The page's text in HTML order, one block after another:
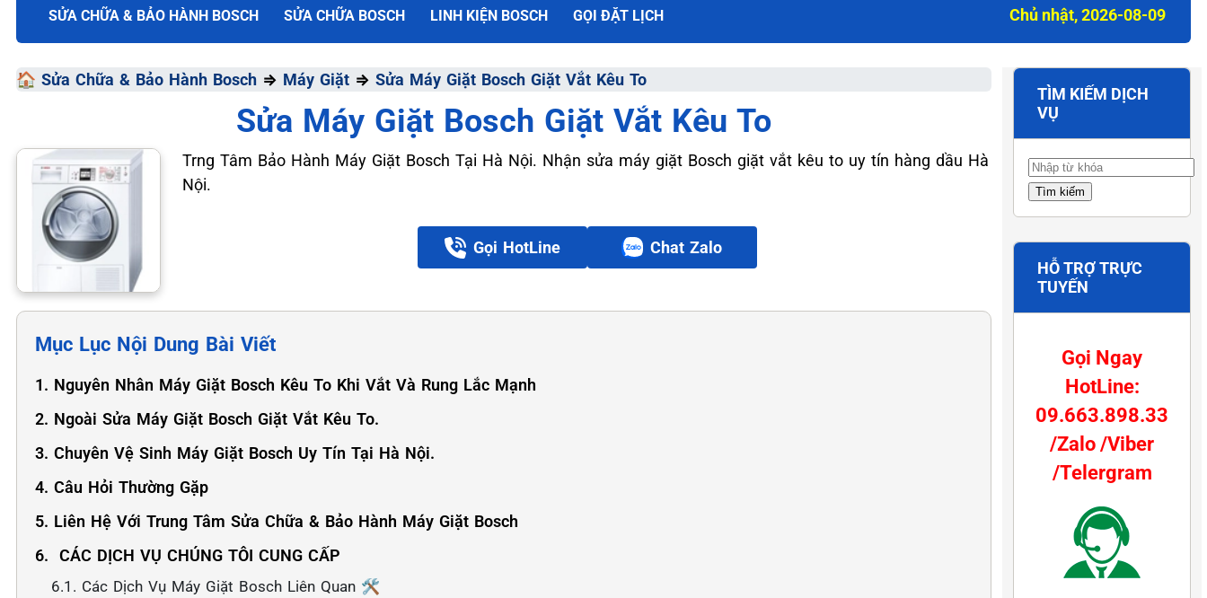
TRUNG TÂM BẢO HÀNH ĐIỆN MÁY VN
SỬA CHỮA & BẢO HÀNH
BOSCH
Chất Lượng Tối Ưu - Giá Thành Tối Thiểu - Dịch Vụ Tối Đa
📞 09.663.898.33
SỬA CHỮA & BẢO HÀNH BOSCH SỬA CHỮA BOSCH LINH KIỆN BOSCH GỌI ĐẶT LỊCH Chủ nhật, 2026-08-09
🏠 Sửa Chữa & Bảo Hành Bosch ⇒ Máy Giặt ⇒ Sửa Máy Giặt Bosch Giặt Vắt Kêu To
Sửa Máy Giặt Bosch Giặt Vắt Kêu To
Trng Tâm Bảo Hành Máy Giặt Bosch Tại Hà Nội. Nhận sửa máy giặt Bosch giặt vắt kêu to uy tín hàng dầu Hà
Nội.
Gọi HotLine Chat Zalo
Mục Lục Nội Dung Bài Viết
1. Nguyên Nhân Máy Giặt Bosch Kêu To Khi Vắt Và Rung Lắc Mạnh
2. ️Ngoài Sửa Máy Giặt Bosch Giặt Vắt Kêu To.
3. ️Chuyên Vệ Sinh Máy Giặt Bosch Uy Tín Tại Hà Nội.
4. Câu Hỏi Thường Gặp
5. Liên Hệ Với Trung Tâm Sửa Chữa & Bảo Hành Máy Giặt Bosch
6. ️ CÁC DỊCH VỤ CHÚNG TÔI CUNG CẤP
6.1. Các Dịch Vụ Máy Giặt Bosch Liên Quan 🛠️
TÌM KIẾM DỊCH
VỤ
HỖ TRỢ TRỰC
TUYẾN
Gọi Ngay
HotLine:
09.663.898.33
/Zalo /Viber
/Telergram